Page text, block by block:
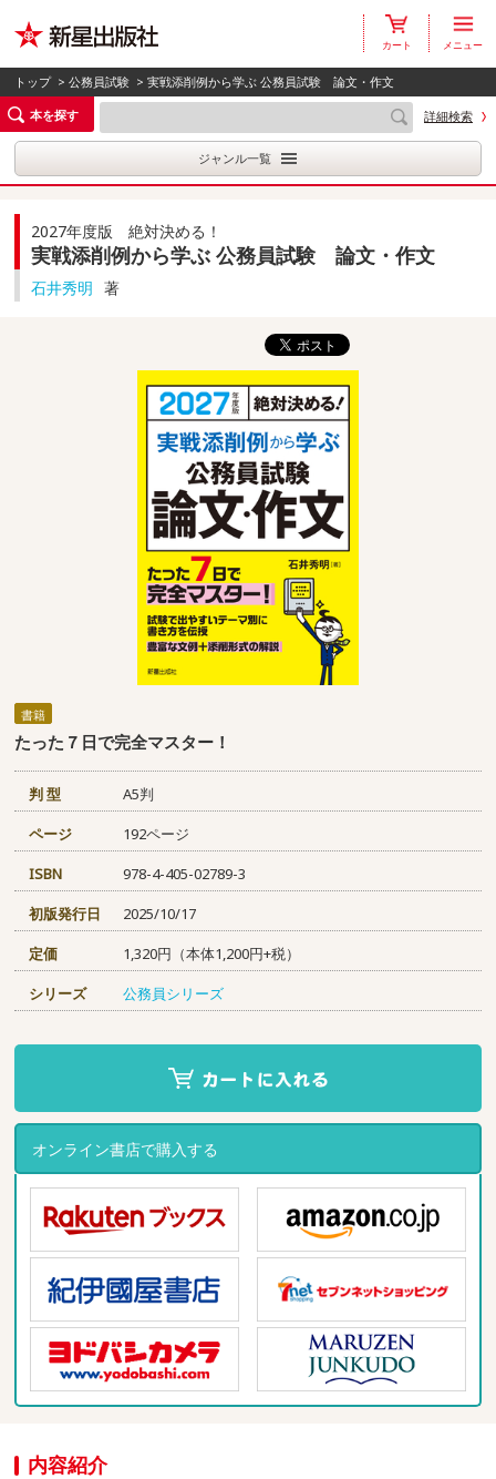
カート メニュー
トップ >公務員試験 > 実戦添削例から学ぶ 公務員試験 論文・作文
本を探す
詳細検索
ジャンル一覧
2027年度版 絶対決める！
実戦添削例から学ぶ 公務員試験 論文・作文
石井秀明 著
書籍
たった７日で完全マスター！
判 型
A5判
ページ
192ページ
ISBN
978-4-405-02789-3
初版発行日
2025/10/17
定価
1,320円（本体1,200円+税）
シリーズ
公務員シリーズ
オンライン書店で購入する
内容紹介